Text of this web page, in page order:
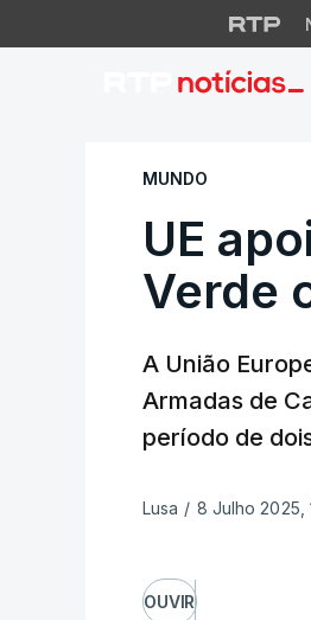
UE
MUNDO
UE
Verde
A União
Armadas de
período de
Lusa / 8 Julho 2025,
OUVIR